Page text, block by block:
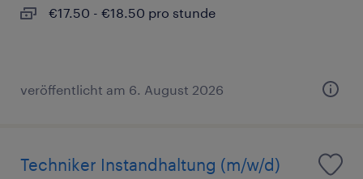
€17.50 - €18.50 pro stunde
veröffentlicht am 6. August 2026
Techniker Instandhaltung (m/w/d)